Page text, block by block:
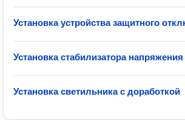
Установка устройства защитного
Установка стабилизатора напряжения
Установка светильника с доработкой